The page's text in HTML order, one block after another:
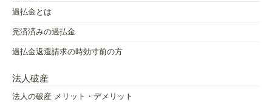
過払金とは
完済済みの過払金
過払金返還請求の時効寸前の方
法人破産
法人の破産 メリット・デメリット